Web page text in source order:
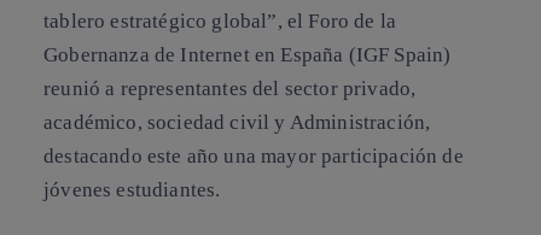
tablero estratégico global”, el Foro de la
Gobernanza de Internet en España (IGF Spain)
reunió a representantes del sector privado,
académico, sociedad civil y Administración,
destacando este año una mayor participación de
jóvenes estudiantes.